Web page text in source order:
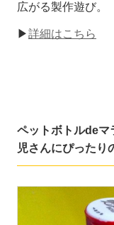
広がる製作遊び。
▶詳細はこちら
ペットボトルdeマ
児さんにぴったり